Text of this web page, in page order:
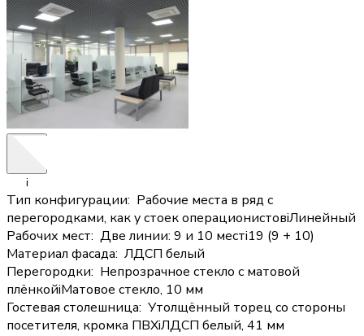
i
Тип конфигурации: Рабочие места в ряд с
перегородками, как у стоек операционистовiЛинейный
Рабочих мест: Две линии: 9 и 10 местi19 (9 + 10)
Материал фасада: ЛДСП белый
Перегородки: Непрозрачное стекло с матовой
плёнкойiМатовое стекло, 10 мм
Гостевая столешница: Утолщённый торец со стороны
посетителя, кромка ПВХiЛДСП белый, 41 мм